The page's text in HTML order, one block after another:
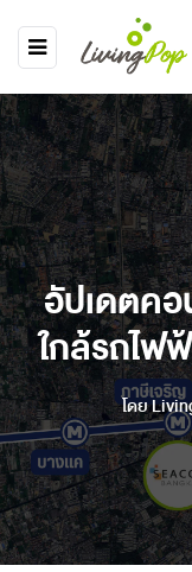
อัปเดตคอ
ใกล้รถไฟ
โดย